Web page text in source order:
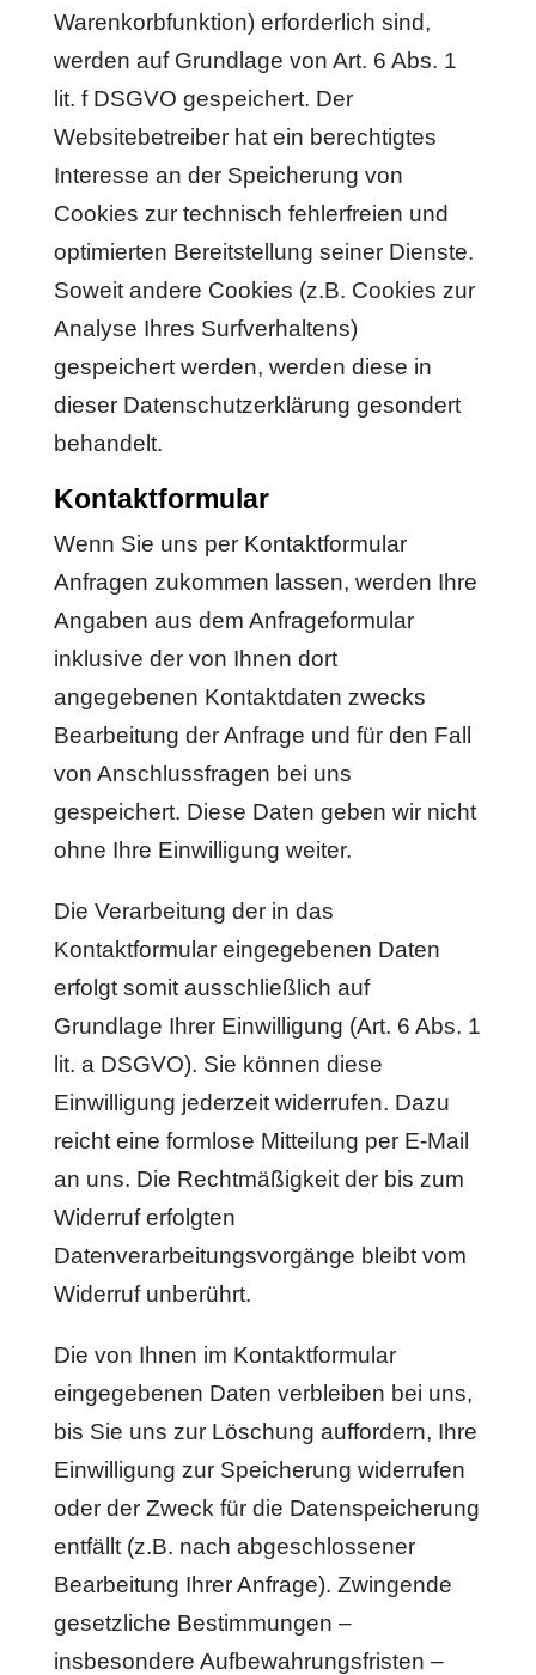
Warenkorbfunktion) erforderlich sind,
werden auf Grundlage von Art. 6 Abs. 1
lit. f DSGVO gespeichert. Der
Websitebetreiber hat ein berechtigtes
Interesse an der Speicherung von
Cookies zur technisch fehlerfreien und
optimierten Bereitstellung seiner Dienste.
Soweit andere Cookies (z.B. Cookies zur
Analyse Ihres Surfverhaltens)
gespeichert werden, werden diese in
dieser Datenschutzerklärung gesondert
behandelt.
Kontaktformular
Wenn Sie uns per Kontaktformular
Anfragen zukommen lassen, werden Ihre
Angaben aus dem Anfrageformular
inklusive der von Ihnen dort
angegebenen Kontaktdaten zwecks
Bearbeitung der Anfrage und für den Fall
von Anschlussfragen bei uns
gespeichert. Diese Daten geben wir nicht
ohne Ihre Einwilligung weiter.
Die Verarbeitung der in das
Kontaktformular eingegebenen Daten
erfolgt somit ausschließlich auf
Grundlage Ihrer Einwilligung (Art. 6 Abs. 1
lit. a DSGVO). Sie können diese
Einwilligung jederzeit widerrufen. Dazu
reicht eine formlose Mitteilung per E-Mail
an uns. Die Rechtmäßigkeit der bis zum
Widerruf erfolgten
Datenverarbeitungsvorgänge bleibt vom
Widerruf unberührt.
Die von Ihnen im Kontaktformular
eingegebenen Daten verbleiben bei uns,
bis Sie uns zur Löschung auffordern, Ihre
Einwilligung zur Speicherung widerrufen
oder der Zweck für die Datenspeicherung
entfällt (z.B. nach abgeschlossener
Bearbeitung Ihrer Anfrage). Zwingende
gesetzliche Bestimmungen –
insbesondere Aufbewahrungsfristen –